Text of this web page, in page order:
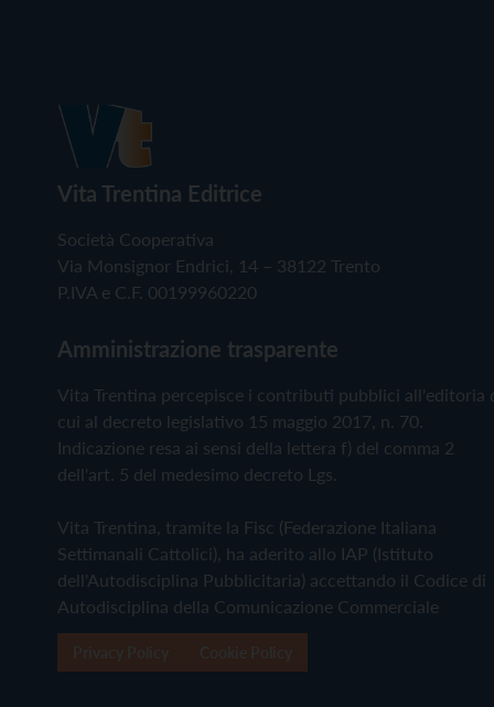
Vita Trentina Editrice
Società Cooperativa
Via Monsignor Endrici, 14 – 38122 Trento
P.IVA e C.F. 00199960220
Amministrazione trasparente
Vita Trentina percepisce i contributi pubblici all'editoria
cui al decreto legislativo 15 maggio 2017, n. 70.
Indicazione resa ai sensi della lettera f) del comma 2
dell'art. 5 del medesimo decreto Lgs.
Vita Trentina, tramite la Fisc (Federazione Italiana
Settimanali Cattolici), ha aderito allo IAP (Istituto
dell'Autodisciplina Pubblicitaria) accettando il Codice di
Autodisciplina della Comunicazione Commerciale